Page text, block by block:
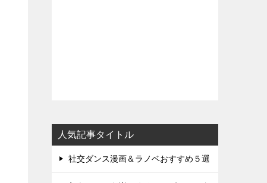
人気記事タイトル
社交ダンス漫画＆ラノベおすすめ５選